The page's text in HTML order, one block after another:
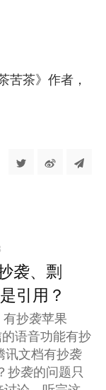
苦茶》作者，
袭、剽
引用？
抄袭苹果
语音功能有抄
讯文档有抄袭
抄袭的问题只